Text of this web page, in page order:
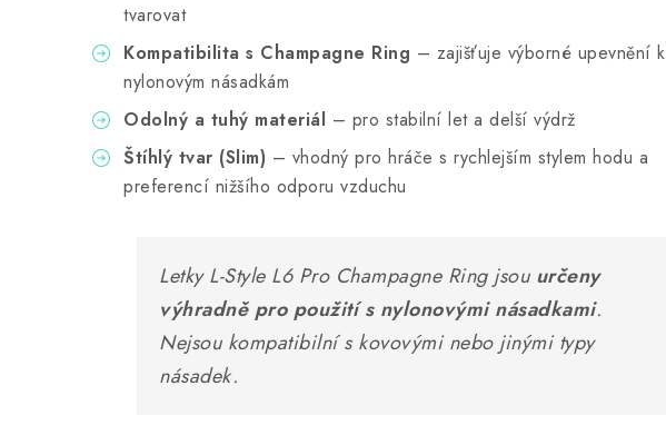
tvarovat
Kompatibilita s Champagne Ring – zajišťuje výborné upevnění k
nylonovým násadkám
Odolný a tuhý materiál – pro stabilní let a delší výdrž
Štíhlý tvar (Slim) – vhodný pro hráče s rychlejším stylem hodu a
preferencí nižšího odporu vzduchu
Letky L-Style L6 Pro Champagne Ring jsou určeny
výhradně pro použití s nylonovými násadkami.
Nejsou kompatibilní s kovovými nebo jinými typy
násadek.